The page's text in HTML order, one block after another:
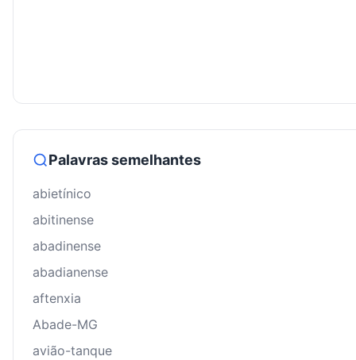
Palavras semelhantes
abietínico
abitinense
abadinense
abadianense
aftenxia
Abade-MG
avião-tanque